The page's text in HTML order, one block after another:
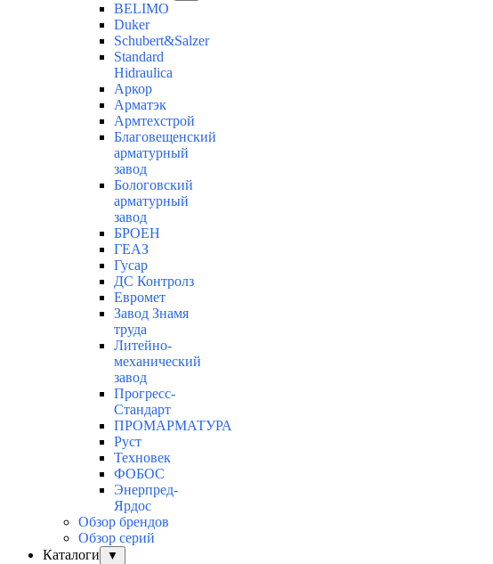
BELIMO
Duker
Schubert&Salzer
Standard
Hidraulica
Аркор
Арматэк
Армтехстрой
Благовещенский
арматурный
завод
Бологовский
арматурный
завод
БРОЕН
ГЕАЗ
Гусар
ДС Контролз
Евромет
Завод Знамя
труда
Литейно-
механический
завод
Прогресс-
Стандарт
ПРОМАРМАТУРА
Руст
Техновек
ФОБОС
Энерпред-
Ярдос
Обзор брендов
Обзор серий
Каталоги
▼